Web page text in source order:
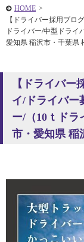
HOME >
【ドライバー採用ブロ
ドライバー/中型ドライ
愛知県 稲沢市・千葉県
【ドライバー
イ/ドライバー
ー/（10ｔドラ
市・愛知県 稲